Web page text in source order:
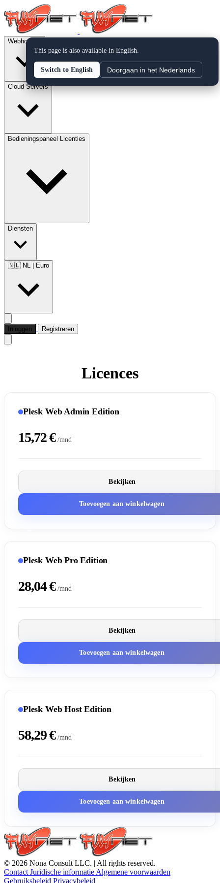
Webhosting
Cloud Servers
Bedieningspaneel Licenties
Diensten
🇳🇱 NL Euro
Inloggen Registreren
Licences
Plesk Web Admin Edition
15,72 € /mnd
Bekijken
Toevoegen aan winkelwagen
Plesk Web Pro Edition
28,04 € /mnd
Bekijken
Toevoegen aan winkelwagen
Plesk Web Host Edition
58,29 € /mnd
Bekijken
Toevoegen aan winkelwagen
© 2026 Nona Consult LLC. | All rights reserved.
Contact Juridische informatie Algemene voorwaarden
Gebruiksbeleid Privacybeleid
This page is also available in English.
Switch to English Doorgaan in het Nederlands